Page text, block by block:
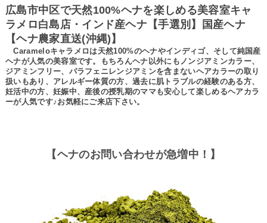
広島市中区で天然100%ヘナを楽しめる美容室キャ
ラメロ白島店・インド産ヘナ【手選別】国産ヘナ
【ヘナ農家直送(沖縄)】
Carameloキャラメロは天然100%のヘナやインディゴ、そして純国産
ヘナが人気の美容室です。もちろんヘナ以外にもノンジアミンカラー、
ジアミンフリー、パラフェニレンジアミンを含まないヘアカラーの取り
扱いもあり、アレルギー体質の方、過去に肌トラブルの経験のある方、
妊活中の方、妊娠中、産後の授乳期のママも安心して楽しめるヘアカラ
ーが人気です♪お気軽にご来店下さい。
【ヘナのお問い合わせが急増中！】